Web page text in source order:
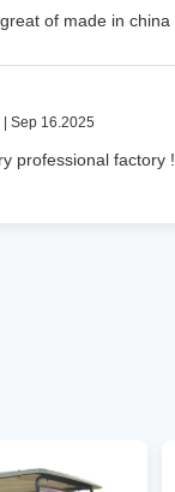
of made in china
| Sep 16.2025
professional factory !